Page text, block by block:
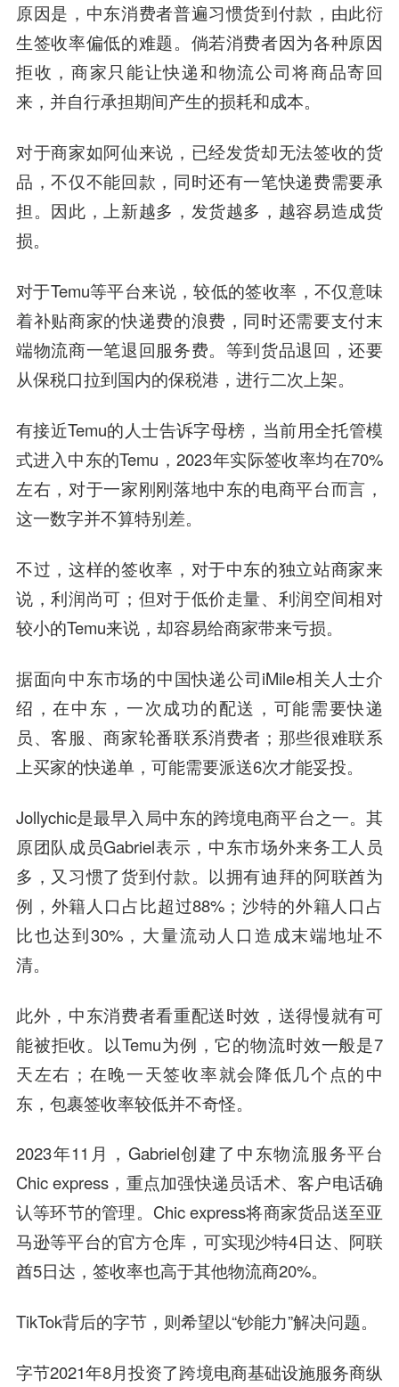
原因是，中东消费者普遍习惯货到付款，由此衍
生签收率偏低的难题。倘若消费者因为各种原因
拒收，商家只能让快递和物流公司将商品寄回
来，并自行承担期间产生的损耗和成本。
对于商家如阿仙来说，已经发货却无法签收的货
品，不仅不能回款，同时还有一笔快递费需要承
担。因此，上新越多，发货越多，越容易造成货
损。
对于Temu等平台来说，较低的签收率，不仅意味
着补贴商家的快递费的浪费，同时还需要支付末
端物流商一笔退回服务费。等到货品退回，还要
从保税口拉到国内的保税港，进行二次上架。
有接近Temu的人士告诉字母榜，当前用全托管模
式进入中东的Temu，2023年实际签收率均在70%
左右，对于一家刚刚落地中东的电商平台而言，
这一数字并不算特别差。
不过，这样的签收率，对于中东的独立站商家来
说，利润尚可；但对于低价走量、利润空间相对
较小的Temu来说，却容易给商家带来亏损。
据面向中东市场的中国快递公司iMile相关人士介
绍，在中东，一次成功的配送，可能需要快递
员、客服、商家轮番联系消费者；那些很难联系
上买家的快递单，可能需要派送6次才能妥投。
Jollychic是最早入局中东的跨境电商平台之一。其
原团队成员Gabriel表示，中东市场外来务工人员
多，又习惯了货到付款。以拥有迪拜的阿联酋为
例，外籍人口占比超过88%；沙特的外籍人口占
比也达到30%，大量流动人口造成末端地址不
清。
此外，中东消费者看重配送时效，送得慢就有可
能被拒收。以Temu为例，它的物流时效一般是7
天左右；在晚一天签收率就会降低几个点的中
东，包裹签收率较低并不奇怪。
2023年11月，Gabriel创建了中东物流服务平台
Chic express，重点加强快递员话术、客户电话确
认等环节的管理。Chic express将商家货品送至亚
马逊等平台的官方仓库，可实现沙特4日达、阿联
酋5日达，签收率也高于其他物流商20%。
TikTok背后的字节，则希望以“钞能力”解决问题。
字节2021年8月投资了跨境电商基础设施服务商纵